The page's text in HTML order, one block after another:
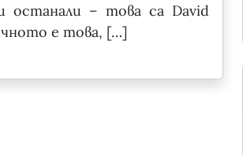
останали – това са David
е това, […]